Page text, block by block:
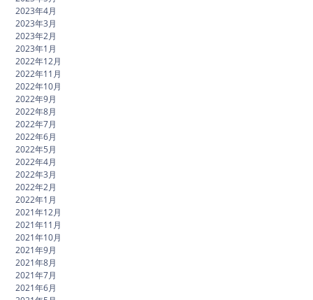
2023年4月
2023年3月
2023年2月
2023年1月
2022年12月
2022年11月
2022年10月
2022年9月
2022年8月
2022年7月
2022年6月
2022年5月
2022年4月
2022年3月
2022年2月
2022年1月
2021年12月
2021年11月
2021年10月
2021年9月
2021年8月
2021年7月
2021年6月